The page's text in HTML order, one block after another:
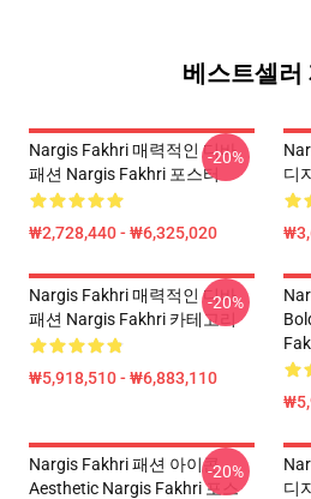
베스트셀러
Nargis Fakhri 매력적인 디바
패션 Nargis Fakhri 포스터
₩2,728,440 - ₩6,325,020
-20%
디
Nargis Fakhri 매력적인 디바
패션 Nargis Fakhri 카테고리
₩5,918,510 - ₩6,883,110
-20%
Nargis Fakhri 패션 아이콘
Aesthetic Nargis Fakhri 포스
-20%
디